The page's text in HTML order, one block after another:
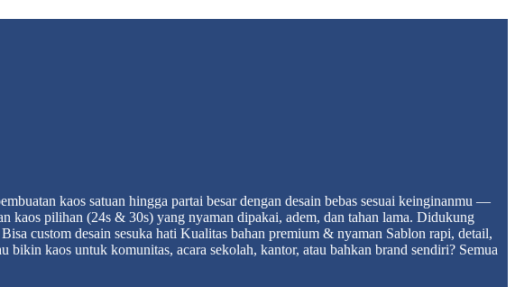
kaos satuan hingga partai besar dengan desain bebas sesuai keinginanmu —
pilihan (24s & 30s) yang nyaman dipakai, adem, dan tahan lama. Didukung
custom desain sesuka hati Kualitas bahan premium & nyaman Sablon rapi, detail,
kaos untuk komunitas, acara sekolah, kantor, atau bahkan brand sendiri? Semua